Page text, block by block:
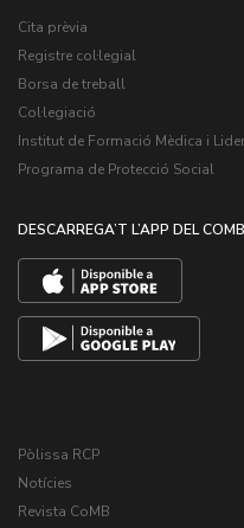
Cita prèvia
Registre col·legial
Borsa de treball
Col·legiació
Institut de Formació Mèdica i
Programa de Protecció Social
DESCARREGA’T L’APP DEL COMB
Pòlissa RCP
Notícies
Revista CoMB